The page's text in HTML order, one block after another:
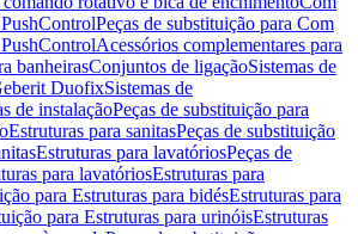
Peças de substituição para Com
Acessórios complementares para
banheirasConjuntos de ligaçãoSistemas de
DuofixSistemas de
de instalaçãoPeças de substituição para
Estruturas para sanitasPeças de substituição
Estruturas para lavatóriosPeças de
para lavatóriosEstruturas para
para Estruturas para bidésEstruturas para
para Estruturas para urinóisEstruturas